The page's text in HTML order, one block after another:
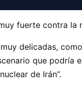
fuerte contra la
delicadas,
que podría
de Irán”.